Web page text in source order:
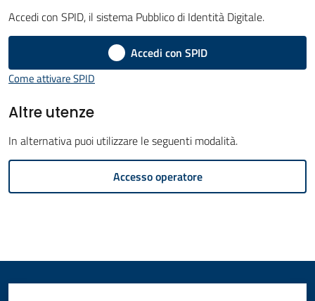
Novità
Menu selezionato
Servizi
Vivere
il
Comune
r
Accedi con SPID, il sistema Pubblico di Identità Digitale.
Accedi con SPID
Come attivare SPID
Altre utenze
In alternativa puoi utilizzare le seguenti modalità.
Accesso operatore